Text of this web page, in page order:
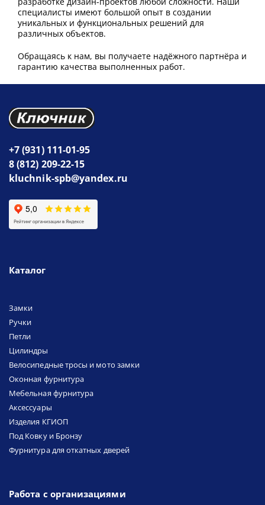
специалисты имеют большой опыт в создании
уникальных и функциональных решений для
различных объектов.
Обращаясь к нам, вы получаете надёжного партнёра и
гарантию качества выполненных работ.
+7 (931) 111-01-95
8 (812) 209-22-15
kluchnik-spb@yandex.ru
Каталог
Замки
Ручки
Петли
Цилиндры
Велосипедные тросы и мото замки
Оконная фурнитура
Мебельная фурнитура
Аксессуары
Изделия КГИОП
Под Ковку и Бронзу
Фурнитура для откатных дверей
Работа с организациями